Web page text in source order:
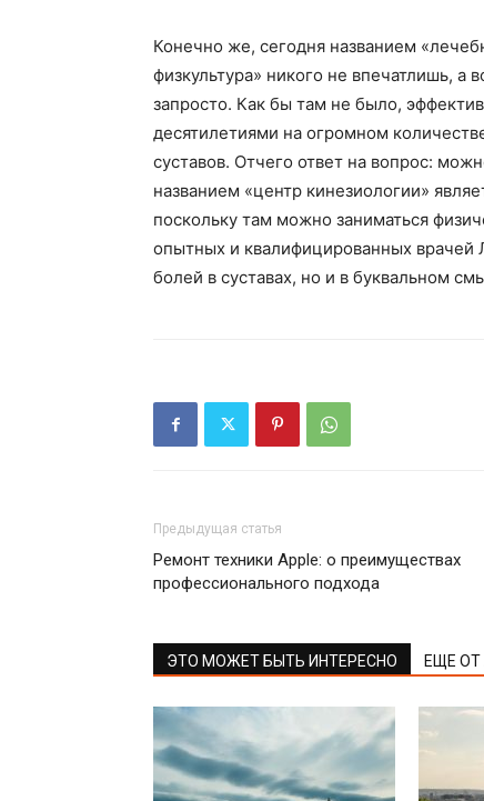
Конечно же, сегодня названием
физкультура» никого не впечатлишь, а
запросто. Как бы там не было,
десятилетиями на огромном
суставов. Отчего ответ на вопрос:
названием «центр кинезиологии»
поскольку там можно заниматься
опытных и квалифицированных врачей
болей в суставах, но и в буквальном
Предыдущая статья
Ремонт техники Apple: о преимуществах
профессионального подхода
ЭТО МОЖЕТ БЫТЬ ИНТЕРЕСНО ЕЩЕ